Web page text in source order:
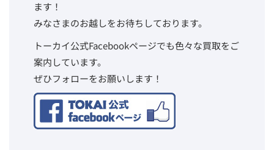
ます！
みなさまのお越しをお待ちしております。
トーカイ公式Facebookページでも色々な買取をご
案内しています。
ぜひフォローをお願いします！